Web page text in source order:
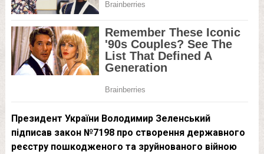
Президент України Володимир Зеленський
підписав закон №7198 про створення державного
реєстру пошкодженого та зруйнованого війною